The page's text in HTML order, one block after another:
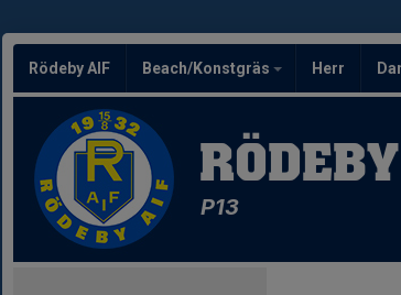
Rödeby AIF Beach/Konstgräs Herr
P13